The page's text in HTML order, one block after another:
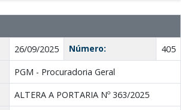
26/09/2025 Número:
405
PGM - Procuradoria Geral
ALTERA A PORTARIA Nº 363/2025